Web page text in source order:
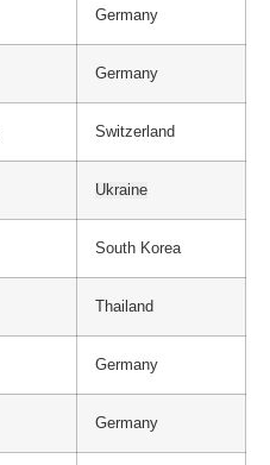
Germany
Germany
Switzerland
Ukraine
South Korea
Thailand
Germany
Germany